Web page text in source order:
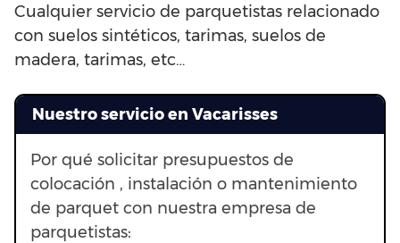
Cualquier servicio de parquetistas relacionado
con suelos sintéticos, tarimas, suelos de
madera, tarimas, etc…
Nuestro servicio en Vacarisses
Por qué solicitar presupuestos de
colocación , instalación o mantenimiento
de parquet con nuestra empresa de
parquetistas: